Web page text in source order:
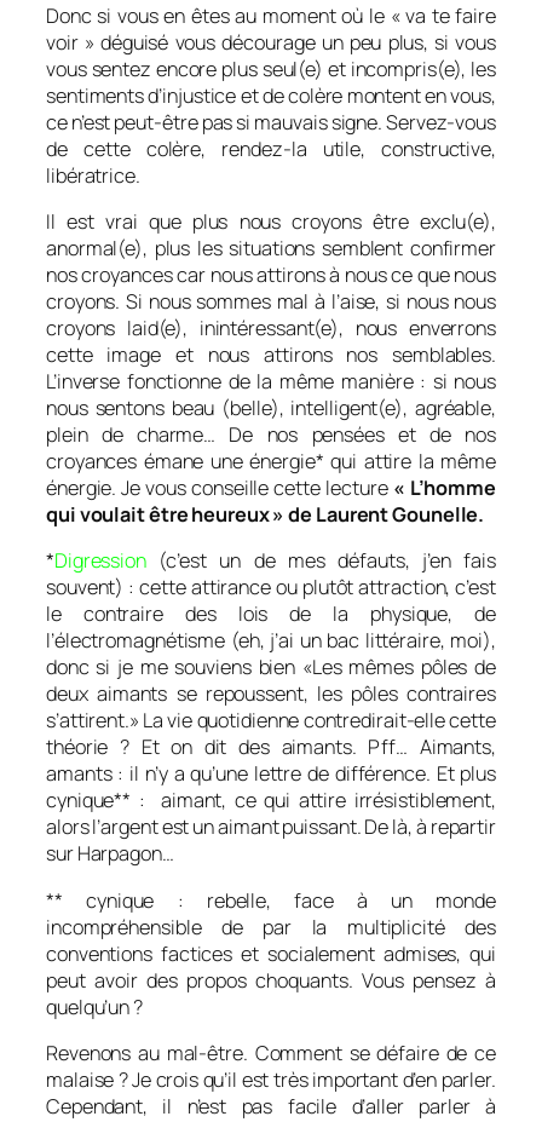
Donc si vous en êtes au moment où le « va te faire
voir » déguisé vous décourage un peu plus, si vous
vous sentez encore plus seul(e) et incompris(e), les
sentiments d’injustice et de colère montent en vous,
ce n’est peut-être pas si mauvais signe. Servez-vous
de cette colère, rendez-la utile, constructive,
libératrice.
Il est vrai que plus nous croyons être exclu(e),
anormal(e), plus les situations semblent confirmer
nos croyances car nous attirons à nous ce que nous
croyons. Si nous sommes mal à l’aise, si nous nous
croyons laid(e), inintéressant(e), nous enverrons
cette image et nous attirons nos semblables.
L’inverse fonctionne de la même manière : si nous
nous sentons beau (belle), intelligent(e), agréable,
plein de charme… De nos pensées et de nos
croyances émane une énergie* qui attire la même
énergie. Je vous conseille cette lecture « L’homme
qui voulait être heureux » de Laurent Gounelle.
*Digression (c’est un de mes défauts, j’en fais
souvent) : cette attirance ou plutôt attraction, c’est
le contraire des lois de la physique, de
l’électromagnétisme (eh, j’ai un bac littéraire, moi),
donc si je me souviens bien «Les mêmes pôles de
deux aimants se repoussent, les pôles contraires
s’attirent.» La vie quotidienne contredirait-elle cette
théorie ? Et on dit des aimants. Pff… Aimants,
amants : il n’y a qu’une lettre de différence. Et plus
cynique** : aimant, ce qui attire irrésistiblement,
alors l’argent est un aimant puissant. De là, à repartir
sur Harpagon…
** cynique : rebelle, face à un monde
incompréhensible de par la multiplicité des
conventions factices et socialement admises, qui
peut avoir des propos choquants. Vous pensez à
quelqu’un ?
Revenons au mal-être. Comment se défaire de ce
malaise ? Je crois qu’il est très important d’en parler.
Cependant, il n’est pas facile d’aller parler à